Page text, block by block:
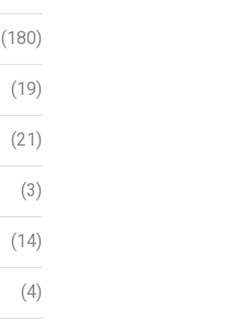
(180)
(19)
(21)
(3)
(14)
(4)